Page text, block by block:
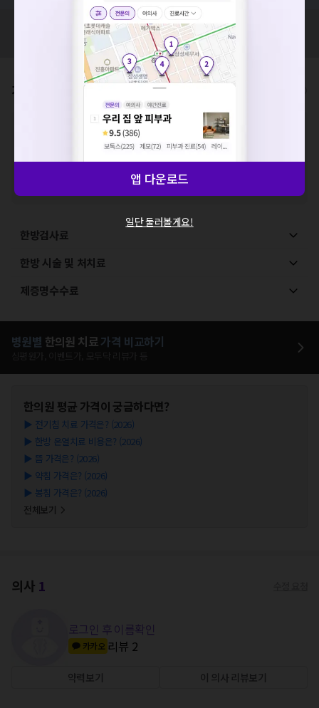
혹시 잘못된 병원정보가 있나요?
모두닥 팀에 알려주세요!
가격표 비급여/급여 진료란?
비급여 항목의 경우,추가비용 등으로 실제 가격과 상이할 수 있으니, 정확
한 가격은 해당 의료기관에 직접 문의해주세요.
건강보험심사평가원에 고지되어 있는 급여 진료 기준 가
격입니다. (진료와 연관된 복합적인 비용이 추가되어, 병원마다 금액이 다르게
산정될 수 있는 점 참고 바랍니다.)
VAT 포함
한방검사료
한방 시술 및 처치료
제증명수수료
병원별 한의원 치료가격 비교하기
한의원 평균 가격이 궁금하다면?
▶ 전기침 치료 가격은? (2026)
▶ 한방 온열치료 비용은? (2026)
▶ 뜸 가격은? (2026)
▶ 약침 가격은? (2026)
▶ 봉침 가격은? (2026)
전체보기
의사 1
로그인 후 이름확인
카카오 리뷰 2
약력보기 이 의사 리뷰보기
요청하신 작업을 처리하지 못했습니다.
네트워크 또는 서버의 일시적인 오류로, 잠시 후 다시 시도해주
세요. 지속적으로 문제가 발생할 경우 모두닥 채널톡으로 문의
앱 다운로드
일단 둘러볼게요!